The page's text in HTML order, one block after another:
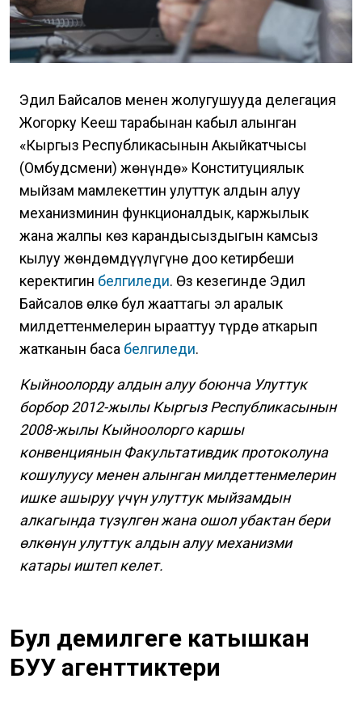
Эдил Байсалов менен жолугушууда делегация
Жогорку Кеңеш тарабынан кабыл алынган
«Кыргыз Республикасынын Акыйкатчысы
(Омбудсмени) жөнүндө» Конституциялык
мыйзам мамлекеттин улуттук алдын алуу
механизминин функционалдык, каржылык
жана жалпы көз карандысыздыгын камсыз
кылуу жөндөмдүүлүгүнө доо кетирбеши
керектигин белгиледи. Өз кезегинде Эдил
Байсалов өлкө бул жааттагы эл аралык
милдеттенмелерин ырааттуу түрдө аткарып
жатканын баса белгиледи.
Кыйноолорду алдын алуу боюнча Улуттук
борбор 2012-жылы Кыргыз Республикасынын
2008-жылы Кыйноолорго каршы
конвенциянын Факультативдик протоколуна
кошулуусу менен алынган милдеттенмелерин
ишке ашыруу үчүн улуттук мыйзамдын
алкагында түзүлгөн жана ошол убактан бери
өлкөнүн улуттук алдын алуу механизми
катары иштеп келет.
Бул демилгеге катышкан
БУУ агенттиктери